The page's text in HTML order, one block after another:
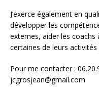
J’exerce également en
développer les
externes, aider les
certaines de leurs
Pour me contacter :
jcgrosjean@gmail.com